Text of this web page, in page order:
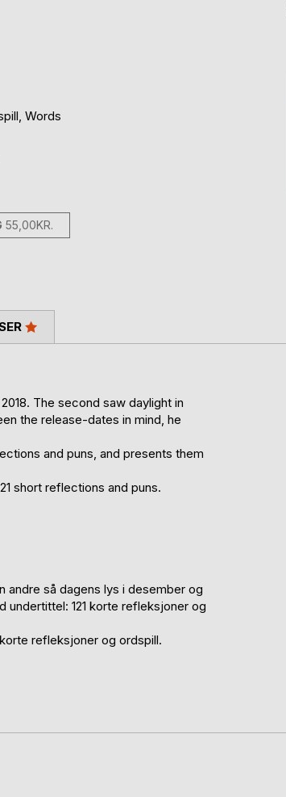
Words
55,00KR.
The second saw daylight in
the release-dates in mind, he
and puns, and presents them
short reflections and puns.
andre så dagens lys i desember og
undertittel: 121 korte refleksjoner og
refleksjoner og ordspill.